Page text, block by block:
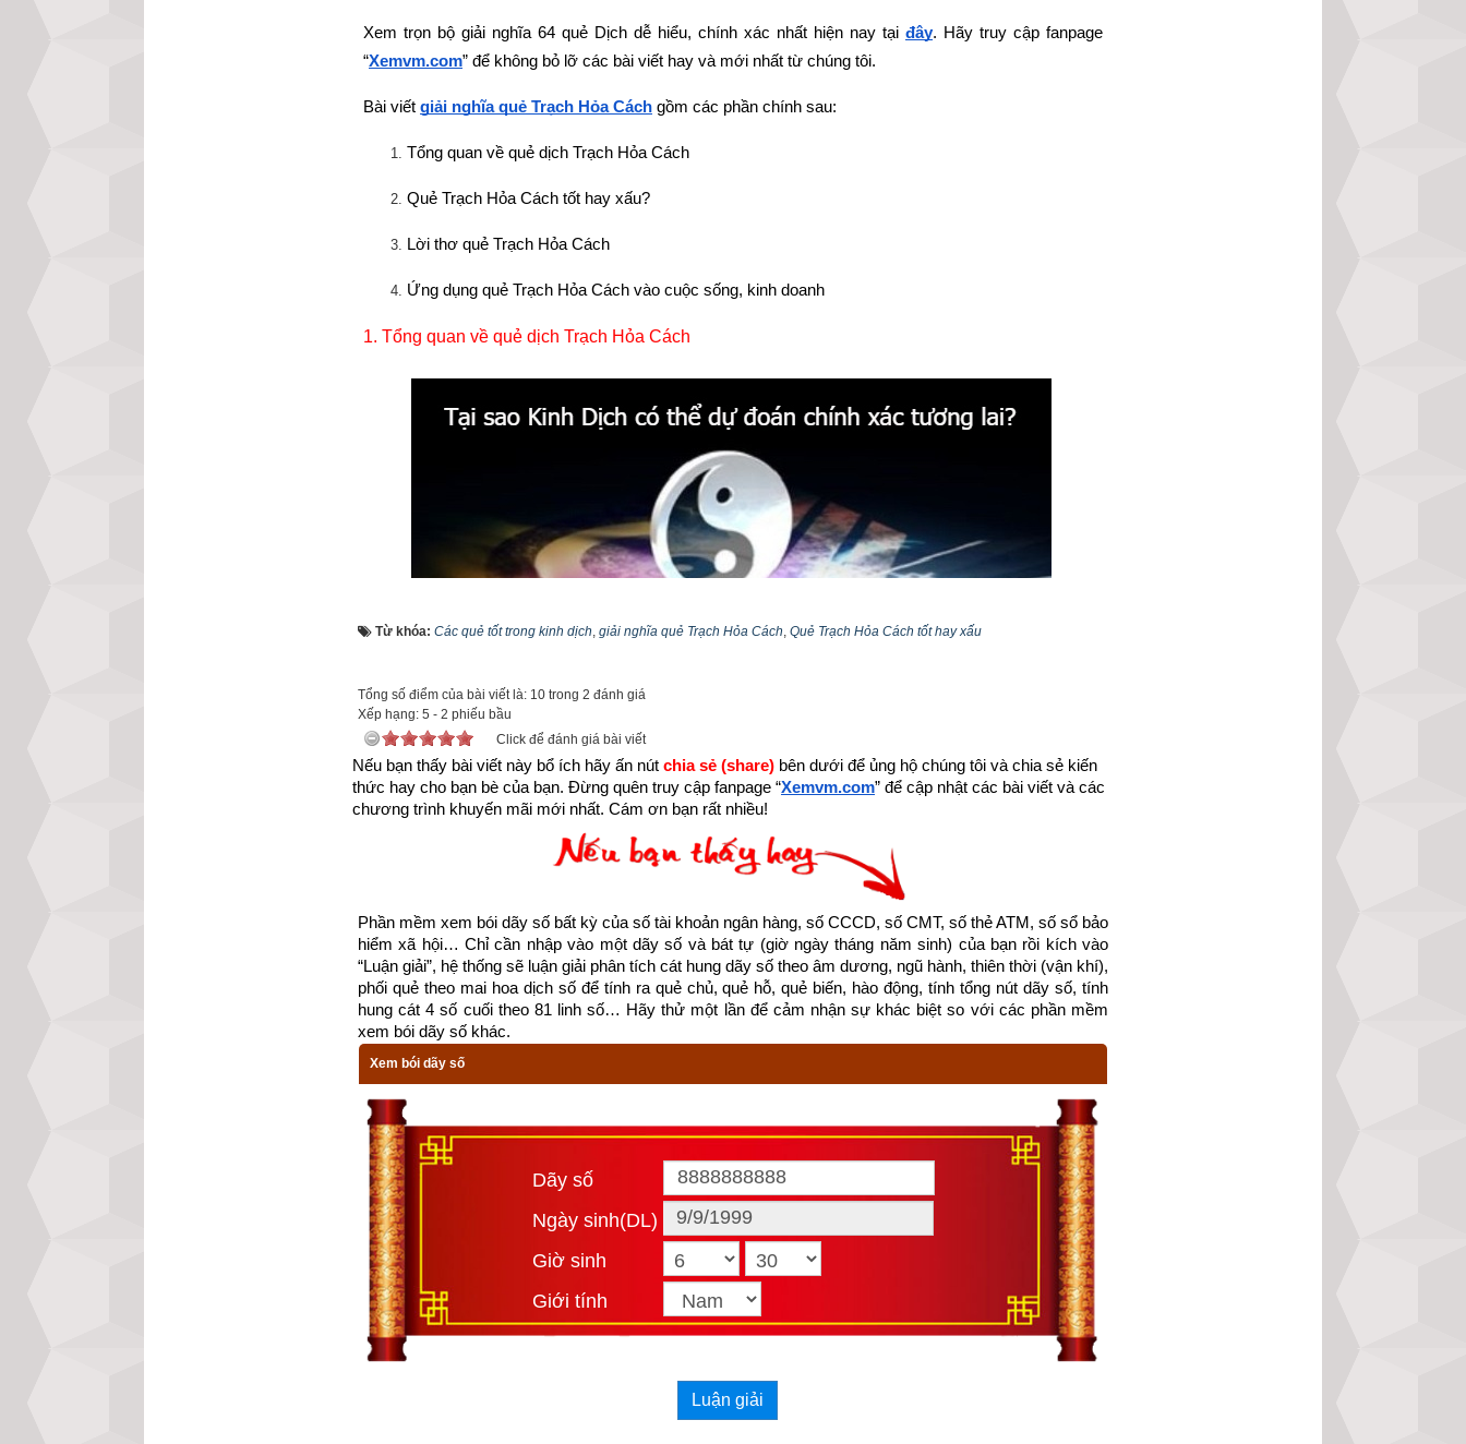
Xem trọn bộ giải nghĩa 64 quẻ Dịch dễ hiểu, chính xác nhất hiện nay tại đây. Hãy truy cập fanpage
“Xemvm.com” để không bỏ lỡ các bài viết hay và mới nhất từ chúng tôi.
Bài viết giải nghĩa quẻ Trạch Hỏa Cách gồm các phần chính sau:
Tổng quan về quẻ dịch Trạch Hỏa Cách
Quẻ Trạch Hỏa Cách tốt hay xấu?
Lời thơ quẻ Trạch Hỏa Cách
Ứng dụng quẻ Trạch Hỏa Cách vào cuộc sống, kinh doanh
1. Tổng quan về quẻ dịch Trạch Hỏa Cách
Kinh Dịch là một bộ thiên cổ kì thư. Đa số cho rằng Kinh Dịch chỉ để xem bói hay đoán biết vận mệnh
“Kinh” có thể hiểu là lời dạy bảo của Thần Phật, Thánh nhân, để điểm hóa cho con người. Ví dụ:
Kinh Phật, Kinh Thánh, Đạo Đức Kinh,…
“Dịch” là biểu thị cho quá trình phát triển của mọi sinh mệnh, vạn sự, vạn vật từ lúc khởi nguyên
Như vậy Kinh Dịch chính là biểu thị của Đạo, là đạo lý hữu hạn có thể cấp cho con người mà Thần Phật
qua đó giảng về sự huyền diệu của sinh mệnh, sự vô tận vĩnh hằng của vũ trụ, và quan trọng nhất là
làm thế nào để sống đạt tiêu chuẩn có thể đắc Đạo. Vì Kinh Dịch to lớn như vậy, nên người trong tiểu
Đạo thì tìm thấy trong Kinh Dịch phương pháp bói mệnh, xem phong thủy, trừ tà. Người trung Đạo thì
thấy trong đó có binh pháp, đạo trị quốc… Ai cũng cho rằng điều mình hiểu là đúng, vì thế từ cổ chí kim
sách Kinh Dịch luận giải và ứng dụng Kinh Dịch nhiều không kể hết. Xem thêm bài viết “
Tìm hiểu về
nguồn gốc thực sự của kinh dịch” để hiểu rõ về lịch sử kinh dịch.
Xem ngày tốt xấu theo kinh dịch
Từ khóa: Các quẻ tốt trong kinh dịch, giải nghĩa quẻ Trạch Hỏa Cách, Quẻ Trạch Hỏa Cách tốt hay xấu
Tổng số điểm của bài viết là: 10 trong 2 đánh giá
Xếp hạng: 5 - 2 phiếu bầu
Click để đánh giá bài viết
Nếu bạn thấy bài viết này bổ ích hãy ấn nút chia sẻ (share) bên dưới để ủng hộ chúng tôi và chia sẻ kiến
thức hay cho bạn bè của bạn. Đừng quên truy cập fanpage “Xemvm.com” để cập nhật các bài viết và các
chương trình khuyến mãi mới nhất. Cám ơn bạn rất nhiều!
Phần mềm xem bói dãy số bất kỳ của số tài khoản ngân hàng, số CCCD, số CMT, số thẻ ATM, số sổ bảo
hiểm xã hội… Chỉ cần nhập vào một dãy số và bát tự (giờ ngày tháng năm sinh) của bạn rồi kích vào
“Luận giải”, hệ thống sẽ luận giải phân tích cát hung dãy số theo âm dương, ngũ hành, thiên thời (vận khí),
phối quẻ theo mai hoa dịch số để tính ra quẻ chủ, quẻ hỗ, quẻ biến, hào động, tính tổng nút dãy số, tính
hung cát 4 số cuối theo 81 linh số… Hãy thử một lần để cảm nhận sự khác biệt so với các phần mềm
xem bói dãy số khác.
Xem bói dãy số
Dãy số
Ngày sinh(DL)
Giờ sinh
Giới tính
Luận giải